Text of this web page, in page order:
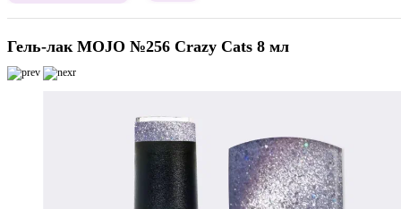
Гель-лак MOJO №256 Crazy Cats 8 мл